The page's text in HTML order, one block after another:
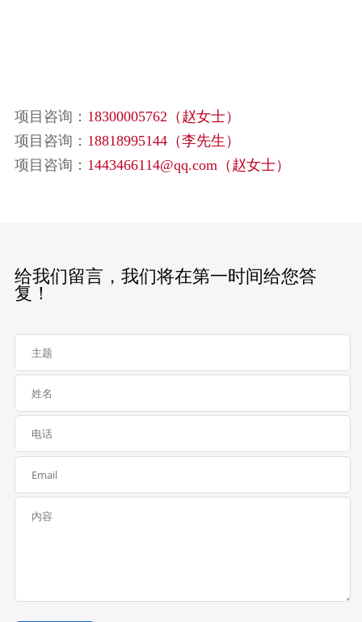
项目咨询： 18300005762（赵女士）
项目咨询： 18818995144（李先生）
项目咨询： 1443466114@qq.com（赵女士）
给我们留言，我们将在第一时间给您答
复！